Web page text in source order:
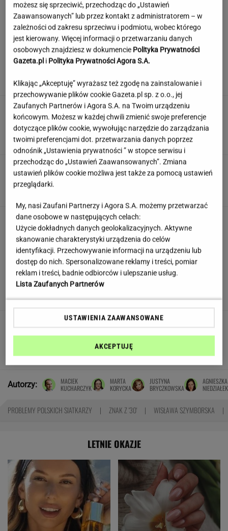
Fabijański ujawnia prawdę o randkowaniu.
Tak mówi o aplikacjach
Anastazja Kuś została mistrzynią
świata. "Kariera przez pośladki"? Mamy
komentarz
SUBSKRYPCJA
Poniedziałkowy quiz wiedzy ogólnej dla
omnibusów. Mało kto pochwali się wynikiem
Jedno przekonanie może utrudniać życie
osobom z astygmatyzmem. Zwłaszcza latem
MATERIAŁ PROMOCYJNY
Kroję ogórki i zostawiam na 12 godzin. Ten
patent to złoto
Tragiczny wypadek na
Mazurach. Skuter zderzył się z motorówką,
nie żyje 16-latek
SUBSKRYPCJA
Autorzy:
MACIEK
KUCHARCZYK
MARTA
KORYCKA
JUSTYNA
BRYCZKOWSKA
AGNIESZKA
NIEDZIAŁEK
PROBLEMY POLSKICH SIATKARZY ZNAK Z '30' WISŁAWA SZYMBORSKA
LETNIE OKAZJE
możesz się sprzeciwić, przechodząc do „Ustawień
Zaawansowanych” lub przez kontakt z administratorem – w
zależności od zakresu sprzeciwu i podmiotu, wobec którego
jest kierowany. Więcej informacji o przetwarzaniu danych
osobowych znajdziesz w dokumencie Polityka Prywatności
Gazeta.pl i Polityka Prywatności Agora S.A.
Klikając „Akceptuję” wyrażasz też zgodę na zainstalowanie i
przechowywanie plików cookie Gazeta.pl sp. z o.o., jej
Zaufanych Partnerów i Agora S.A. na Twoim urządzeniu
końcowym. Możesz w każdej chwili zmienić swoje preferencje
dotyczące plików cookie, wywołując narzędzie do zarządzania
twoimi preferencjami dot. przetwarzania danych poprzez
odnośnik „Ustawienia prywatności ” w stopce serwisu i
przechodząc do „Ustawień Zaawansowanych”. Zmiana
ustawień plików cookie możliwa jest także za pomocą ustawień
przeglądarki.
My, nasi Zaufani Partnerzy i Agora S.A. możemy przetwarzać
dane osobowe w następujących celach:
Użycie dokładnych danych geolokalizacyjnych. Aktywne
skanowanie charakterystyki urządzenia do celów
identyfikacji. Przechowywanie informacji na urządzeniu lub
dostęp do nich. Spersonalizowane reklamy i treści, pomiar
reklam i treści, badnie odbiorców i ulepszanie usług.
Lista Zaufanych Partnerów
USTAWIENIA ZAAWANSOWANE
AKCEPTUJĘ